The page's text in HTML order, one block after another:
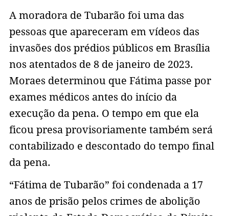
A moradora de Tubarão foi uma das
pessoas que apareceram em vídeos das
invasões dos prédios públicos em Brasília
nos atentados de 8 de janeiro de 2023.
Moraes determinou que Fátima passe por
exames médicos antes do início da
execução da pena. O tempo em que ela
ficou presa provisoriamente também será
contabilizado e descontado do tempo final
da pena.
“Fátima de Tubarão” foi condenada a 17
anos de prisão pelos crimes de abolição